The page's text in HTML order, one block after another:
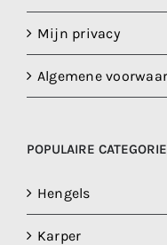
Mijn privacy
Algemene
POPULAIRE
Hengels
Karper